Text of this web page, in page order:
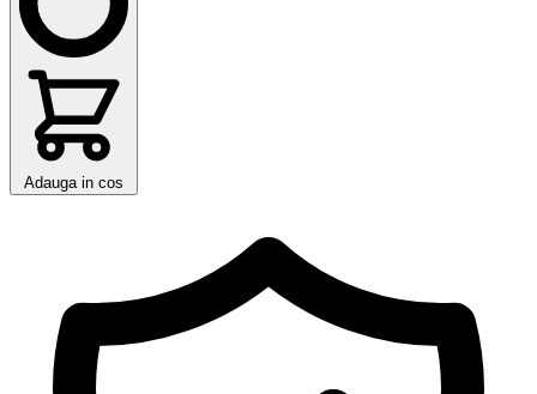
Adauga in cos